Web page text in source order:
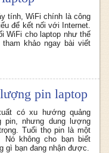
tính, WiFi chính là công
để kết nối với Internet.
WiFi cho laptop như thế
tham khảo ngay bài viết
pin laptop
có xu hướng quảng
pin, nhưng dung lượng
Tuổi thọ pin là một
Nó không cho bạn biết
gì bạn đang nhận được.